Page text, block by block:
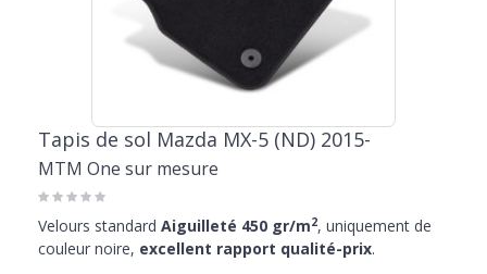
Tapis de sol Mazda MX-5 (ND) 2015-
MTM One sur mesure
Velours standard Aiguilleté 450 gr/m2, uniquement de
couleur noire, excellent rapport qualité-prix.